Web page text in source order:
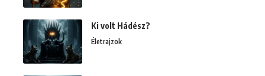
Ki volt Hádész?
Életrajzok